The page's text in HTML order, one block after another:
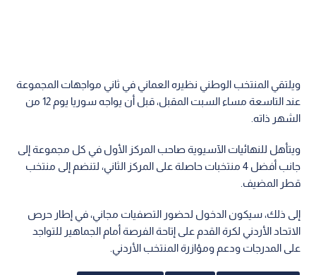
ويلتقي المنتخب الوطني نظيره العماني في ثاني مواجهات المجموعة
عند التاسعة مساء السبت المقبل، قبل أن يواجه سوريا يوم 12 من
الشهر ذاته.
ويتأهل للنهائيات الآسيوية صاحب المركز الأول في كل مجموعة إلى
جانب أفضل 4 منتخبات حاصلة على المركز الثاني، لتنضم إلى منتخب
قطر المضيف.
إلى ذلك، سيكون الدخول لحضور التصفيات مجاني، في إطار حرص
الاتحاد الأردني لكرة القدم على إتاحة الفرصة أمام الجماهير للتواجد
على المدرجات ودعم ومؤازرة المنتخب الأردني.